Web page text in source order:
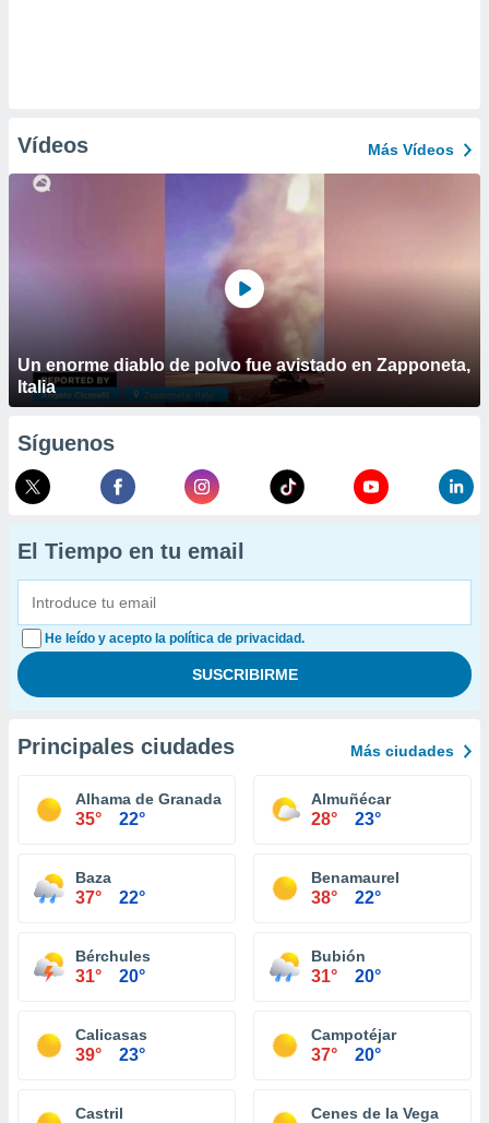
Vídeos Más Vídeos
Un enorme diablo de polvo fue avistado en Zapponeta,
Italia
Síguenos
El Tiempo en tu email
He leído y acepto la política de privacidad.
Principales ciudades Más ciudades
Alhama de Granada
35° 22°
Almuñécar
28° 23°
Baza
37° 22°
Benamaurel
38° 22°
Bérchules
31° 20°
Bubión
31° 20°
Calicasas
39° 23°
Campotéjar
37° 20°
Castril Cenes de la Vega